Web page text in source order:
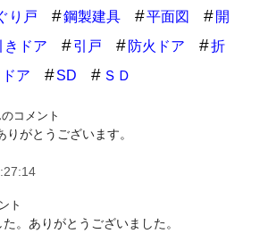
り戸 鋼製建具 平面図
開
きドア 引戸 防火ドア
折
ドア SD ＳＤ
コメント
りがとうございます。
ト
。ありがとうございました。